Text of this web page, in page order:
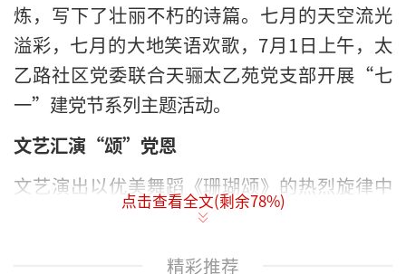
炼，写下了壮丽不朽的诗篇。七月的天空流光
溢彩，七月的大地笑语欢歌，7月1日上午，太
乙路社区党委联合天骊太乙苑党支部开展“七
一”建党节系列主题活动。
文艺汇演“颂”党恩
文艺演出以优美舞蹈《珊瑚颂》的热烈旋律中
拉开帷幕，其中合唱《党啊，亲爱的妈妈》、
点击查看全文(剩余78%)
精彩推荐